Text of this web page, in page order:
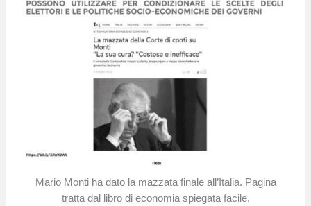
Mario Monti ha dato la mazzata finale all’Italia. Pagina
tratta dal libro di economia spiegata facile.